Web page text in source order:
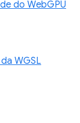
do WebGPU
WGSL